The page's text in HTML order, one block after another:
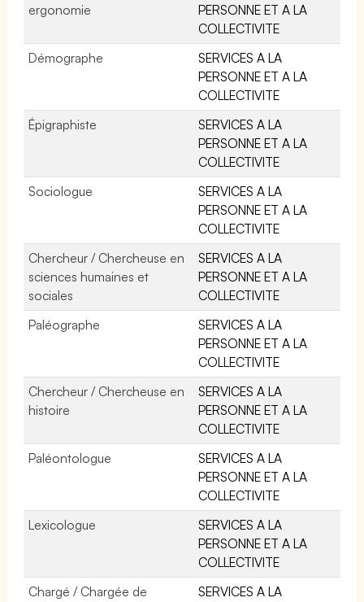
ergonomie
PERSONNE ET A LA
COLLECTIVITE
Démographe
SERVICES A LA
PERSONNE ET A LA
COLLECTIVITE
Épigraphiste
SERVICES A LA
PERSONNE ET A LA
COLLECTIVITE
Sociologue
SERVICES A LA
PERSONNE ET A LA
COLLECTIVITE
Chercheur / Chercheuse en
sciences humaines et
sociales
SERVICES A LA
PERSONNE ET A LA
COLLECTIVITE
Paléographe
SERVICES A LA
PERSONNE ET A LA
COLLECTIVITE
Chercheur / Chercheuse en
histoire
SERVICES A LA
PERSONNE ET A LA
COLLECTIVITE
Paléontologue
SERVICES A LA
PERSONNE ET A LA
COLLECTIVITE
Lexicologue
SERVICES A LA
PERSONNE ET A LA
COLLECTIVITE
Chargé / Chargée de
SERVICES A LA